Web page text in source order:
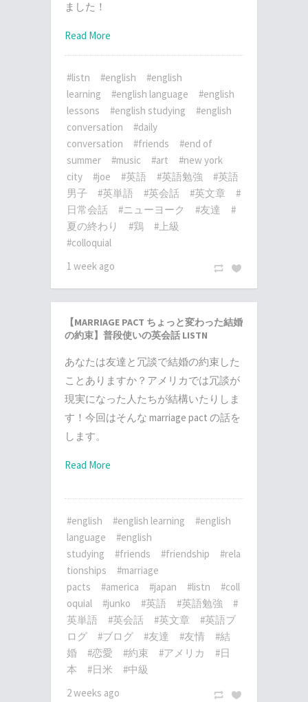
ました！
Read More
#listn #english
#english
learning
#english language
#english
lessons
#english studying
#english
conversation
#daily
conversation
#friends
#end of
summer
#music #art
#new york
city
#joe #英語 #英語勉強
#英語
男子
#英単語 #英会話 #英文章
#
日常会話
#ニューヨーク #友達
#
夏の終わり
#鶏
#上級
#colloquial
1 week ago
【MARRIAGE PACT ちょっと変わった結婚
の約束】普段使いの英会話 LISTN
あなたは友達と冗談で結婚の約束した
ことありますか？アメリカでは冗談が
現実になった人たちが結構いたりしま
す！今回はそんな marriage pact の話を
します。
Read More
#english #english learning
#english
language
#english
studying
#friends #friendship
#rela
tionships
#marriage
pacts
#america #japan #listn
#coll
oquial
#junko #英語 #英語勉強
#
英単語
#英会話 #英文章
#英語ブ
ログ
#ブログ #友達 #友情
#結
婚
#恋愛 #約束 #アメリカ
#日
本
#日米
#中級
2 weeks ago